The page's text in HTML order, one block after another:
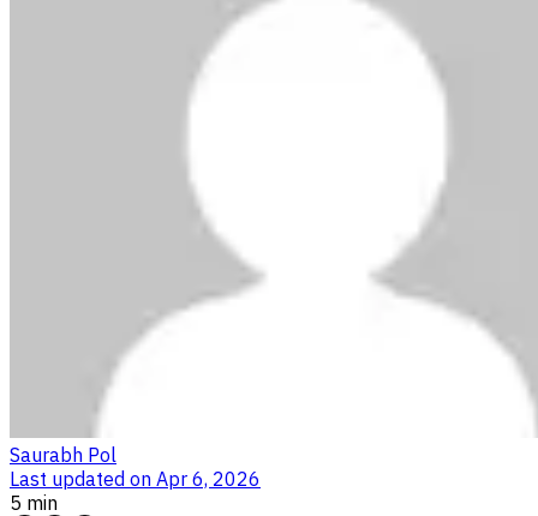
Saurabh Pol
Last updated on Apr 6, 2026
5 min